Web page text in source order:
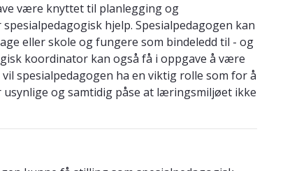
være knyttet til planlegging og
hjelp. Spesialpedagogen kan
eller skole og fungere som bindeledd til - og
koordinator kan også få i oppgave å være
spesialpedagogen ha en viktig rolle som for å
og samtidig påse at læringsmiljøet ikke